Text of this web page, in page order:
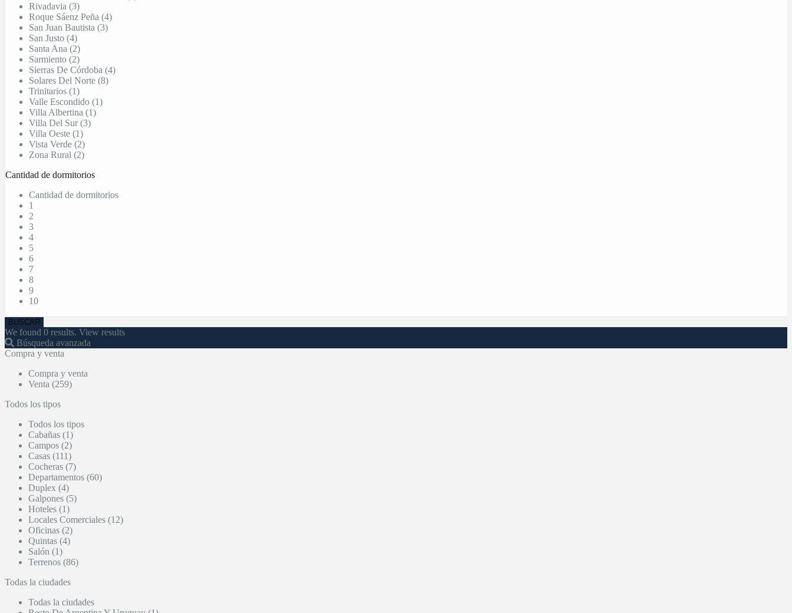
Rivadavia (3)
Roque Sáenz Peña (4)
San Juan Bautista (3)
San Justo (4)
Santa Ana (2)
Sarmiento (2)
Sierras De Córdoba (4)
Solares Del Norte (8)
Trinitarios (1)
Valle Escondido (1)
Villa Albertina (1)
Villa Del Sur (3)
Villa Oeste (1)
Vista Verde (2)
Zona Rural (2)
Cantidad de dormitorios
Cantidad de dormitorios
1
2
3
4
5
6
7
8
9
10
We found 0 results. View results
Búsqueda avanzada
Compra y venta
Compra y venta
Venta (259)
Todos los tipos
Todos los tipos
Cabañas (1)
Campos (2)
Casas (111)
Cocheras (7)
Departamentos (60)
Duplex (4)
Galpones (5)
Hoteles (1)
Locales Comerciales (12)
Oficinas (2)
Quintas (4)
Salón (1)
Terrenos (86)
Todas la ciudades
Todas la ciudades